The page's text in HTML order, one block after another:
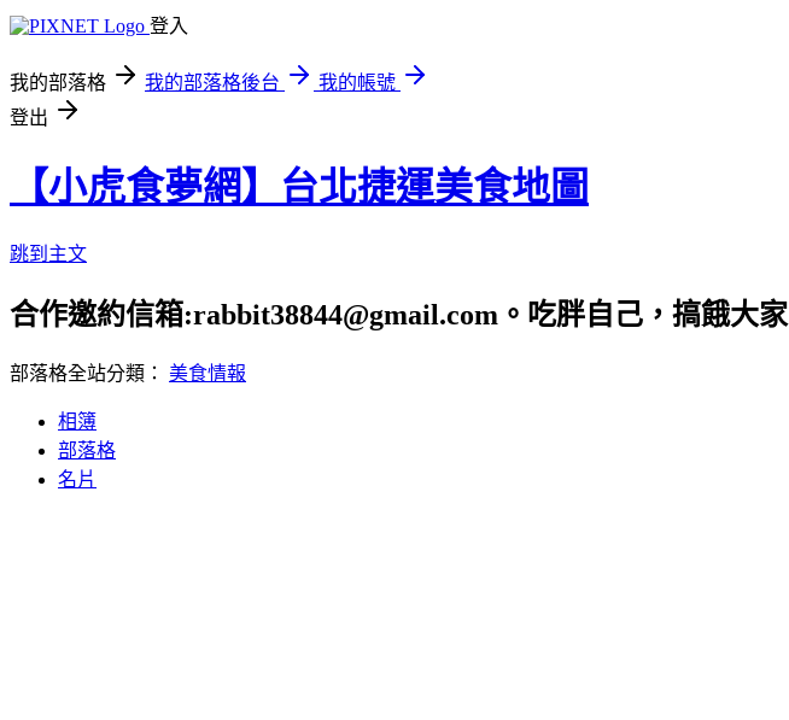
登入
我的部落格 我的部落格後台
我的帳號
登出
【小虎食夢網】台北捷運美食地圖
跳到主文
合作邀約信箱:rabbit38844@gmail.com。吃胖自己，搞餓大家
部落格全站分類： 美食情報
相簿
部落格
名片